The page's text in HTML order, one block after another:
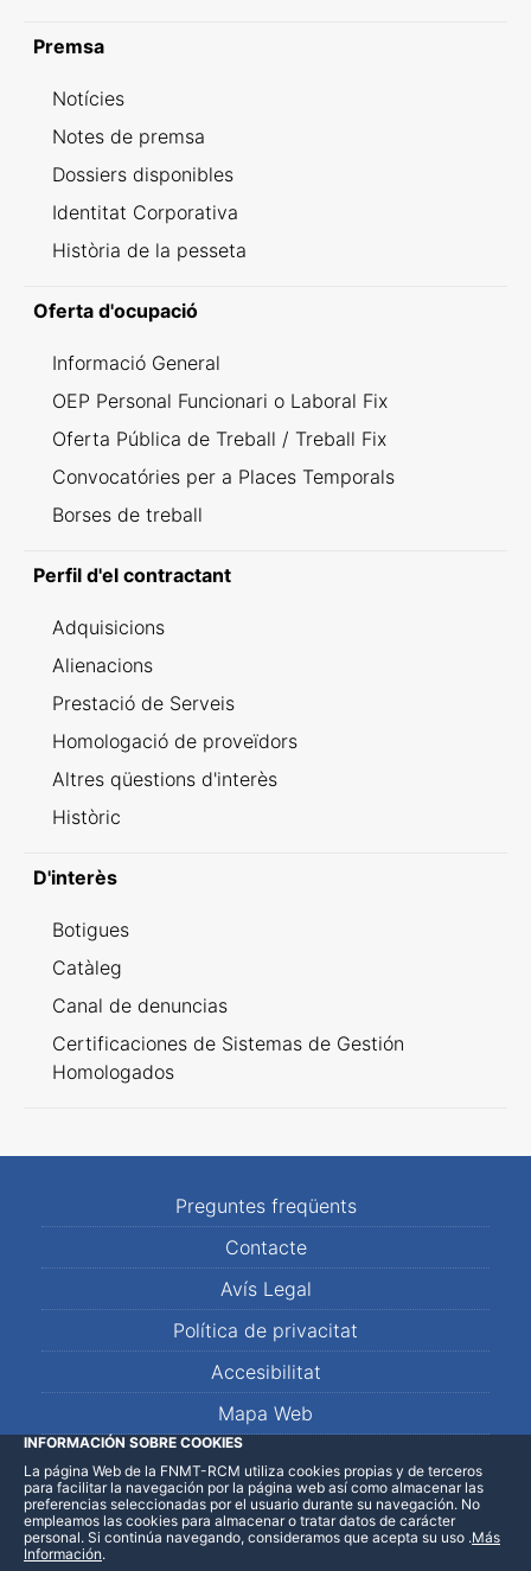
Premsa
Notícies
Notes de premsa
Dossiers disponibles
Identitat Corporativa
Història de la pesseta
Oferta d'ocupació
Informació General
OEP Personal Funcionari o Laboral Fix
Oferta Pública de Treball / Treball Fix
Convocatóries per a Places Temporals
Borses de treball
Perfil d'el contractant
Adquisicions
Alienacions
Prestació de Serveis
Homologació de proveïdors
Altres qüestions d'interès
Històric
D'interès
Botigues
Catàleg
Canal de denuncias
Certificaciones de Sistemas de Gestión
Homologados
Preguntes freqüents
Contacte
Avís Legal
Política de privacitat
Accesibilitat
Mapa Web
LinkedInFacebookWhatsApp
INFORMACIÓN SOBRE COOKIES
La página Web de la FNMT-RCM utiliza cookies propias y de terceros
para facilitar la navegación por la página web así como almacenar las
preferencias seleccionadas por el usuario durante su navegación. No
empleamos las cookies para almacenar o tratar datos de carácter
personal. Si continúa navegando, consideramos que acepta su uso .Más
Información.